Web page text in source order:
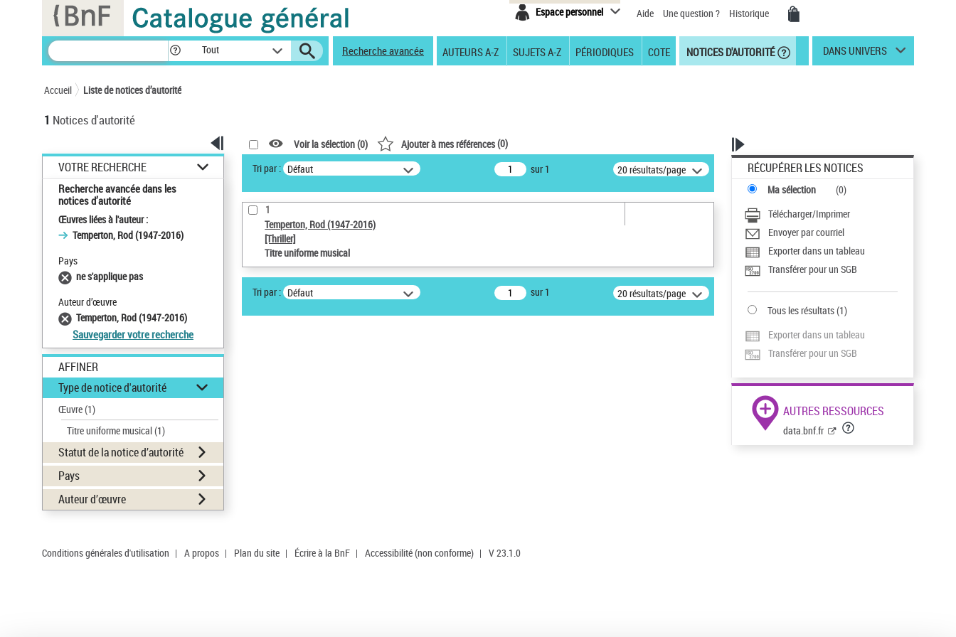
Espace personnel Aide Une question ? Historique
Tout Recherche avancée AUTEURS A-Z SUJETS A-Z PÉRIODIQUES COTE NOTICES D'AUTORITÉ DANS UNIVERS
Accueil Liste de notices d’autorité
1 Notices d'autorité
VOTRE RECHERCHE
Recherche avancée dans les
notices d’autorité
Œuvres liées à l'auteur :
Temperton, Rod (1947-2016)
Pays
ne s'applique pas
Auteur d’œuvre
Temperton, Rod (1947-2016)
Sauvegarder votre recherche
AFFINER
Type de notice d'autorité
Œuvre(1)
Titre uniforme musical(1)
Statut de la notice d’autorité
Pays
Auteur d’œuvre
Voir la sélection (0) Ajouter à mes références(0)
Tri par : Défaut sur 1 20 résultats/page
1
Temperton, Rod (1947-2016)
[Thriller]
Titre uniforme musical
Tri par : Défaut sur 1 20 résultats/page
RÉCUPÉRER LES NOTICES
Ma sélection (0)
Télécharger/Imprimer
Envoyer par courriel
Exporter dans un tableau
Transférer pour un SGB
Tous les résultats(1)
Exporter dans un tableau
Transférer pour un SGB
AUTRES RESSOURCES
data.bnf.fr
Conditions générales d'utilisation | A propos | Plan du site | Écrire à la BnF | Accessibilité (non conforme) | V 23.1.0
Panneau de gestion des cookies